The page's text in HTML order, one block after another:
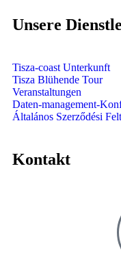
Unsere
Tisza-coast Unterkunft
Tisza Blühende Tour
Veranstaltungen
Daten-management-
Általános Szerződési
Kontakt